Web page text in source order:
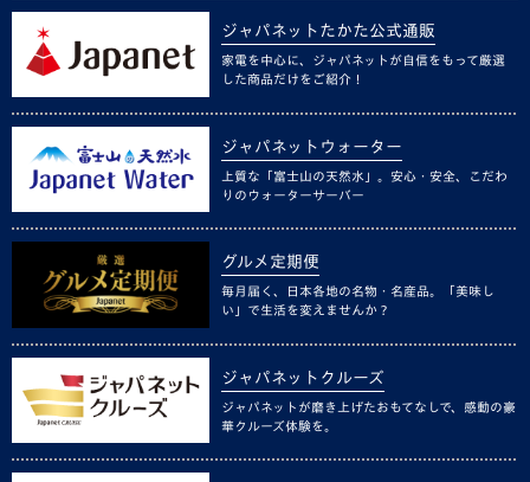
ジャパネットたかた公式通販
家電を中心に、ジャパネットが自信をもって厳選
した商品だけをご紹介！
ジャパネットウォーター
上質な「富士山の天然水」。安心・安全、こだわ
りのウォーターサーバー
グルメ定期便
毎月届く、日本各地の名物・名産品。「美味し
い」で生活を変えませんか？
ジャパネットクルーズ
ジャパネットが磨き上げたおもてなしで、感動の豪
華クルーズ体験を。